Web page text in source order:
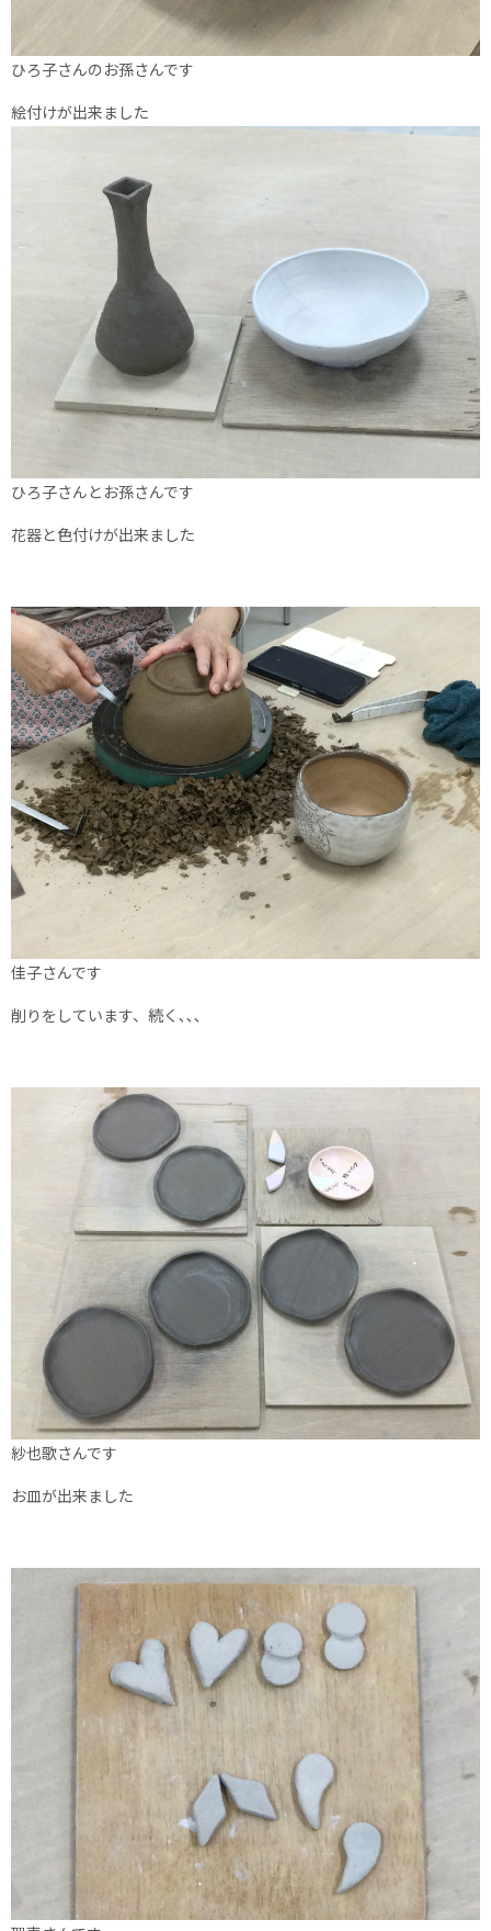
ひろ子さんのお孫さんです
絵付けが出来ました
ひろ子さんとお孫さんです
花器と色付けが出来ました
佳子さんです
削りをしています、続く､､､
紗也歌さんです
お皿が出来ました